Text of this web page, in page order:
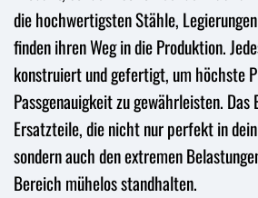
die hochwertigsten Stähle,
finden ihren Weg in die Produktion.
konstruiert und gefertigt, um höchste
Passgenauigkeit zu gewährleisten. Das
Ersatzteile, die nicht nur perfekt in
sondern auch den extremen
Bereich mühelos standhalten.